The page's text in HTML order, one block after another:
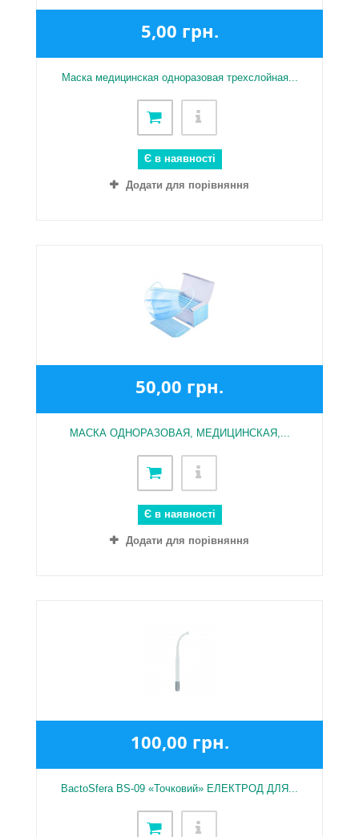
5,00 грн.
Маска медицинская одноразовая трехслойная...
Є в наявності
Додати для порівняння
50,00 грн.
МАСКА ОДНОРАЗОВАЯ, МЕДИЦИНСКАЯ,...
Є в наявності
Додати для порівняння
100,00 грн.
BactoSfera BS-09 «Точковий» ЕЛЕКТРОД ДЛЯ...